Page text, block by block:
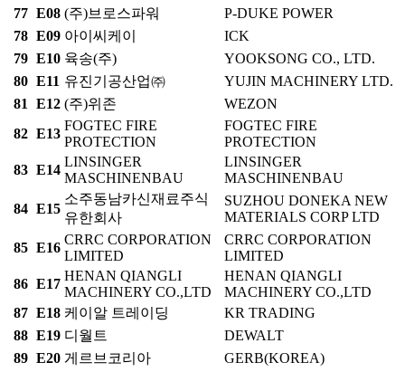
77 E08 (주)브로스파워
P-DUKE POWER
78 E09 아이씨케이
ICK
79 E10 육송(주)
YOOKSONG CO., LTD.
80 E11 유진기공산업㈜
YUJIN MACHINERY LTD.
81 E12 (주)위존
WEZON
82 E13
FOGTEC FIRE
PROTECTION
FOGTEC FIRE
PROTECTION
83 E14
LINSINGER
MASCHINENBAU
LINSINGER
MASCHINENBAU
84 E15
소주동남카신재료주식
유한회사
SUZHOU DONEKA NEW
MATERIALS CORP LTD
85 E16
CRRC CORPORATION
LIMITED
CRRC CORPORATION
LIMITED
86 E17
HENAN QIANGLI
MACHINERY CO.,LTD
HENAN QIANGLI
MACHINERY CO.,LTD
87 E18 케이알 트레이딩
KR TRADING
88 E19 디월트
DEWALT
89 E20 게르브코리아
GERB(KOREA)